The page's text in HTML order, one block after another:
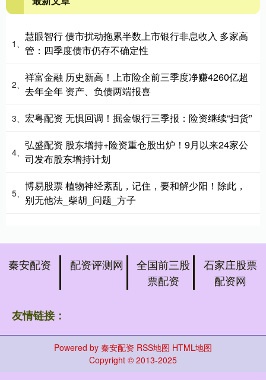
1、
慧眼智行 债市扰动拖累半数上市银行非息收入 多家高
管：四季度债市仍存不确定性
2、
祥富金融 历史新高！上市险企前三季度净赚4260亿超
去年全年 资产、负债两端报喜
3、 宏粤配资 无惧回调！掘金银行三季报：险资继续“扫货”
4、
弘盛配资 股东增持+险资重仓股出炉！9月以来24家公
司发布股东增持计划
5、
博易股票 植物神经紊乱，记住，要和解少阳！除此，
别无他法_柴胡_问题_方子
秦安配资 配资评测网
全国前三股
票配资
石家庄股票
配资网
友情链接：
Powered by 秦安配资 RSS地图 HTML地图
Copyright © 2013-2025